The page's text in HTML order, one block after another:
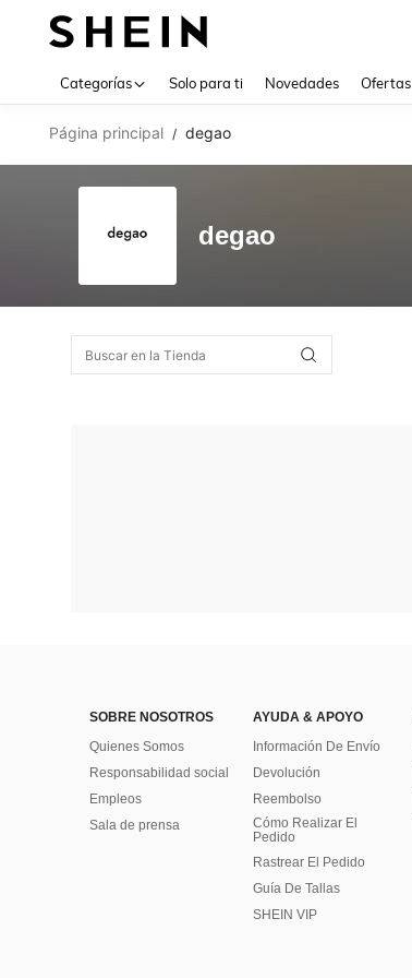
Categorías Solo para ti Novedades Ofertas
Página principal / degao
degao
SOBRE NOSOTROS
Quienes Somos
Responsabilidad social
Empleos
Sala de prensa
AYUDA & APOYO
Información De Envío
Devolución
Reembolso
Cómo Realizar El
Pedido
Rastrear El Pedido
Guía De Tallas
SHEIN VIP